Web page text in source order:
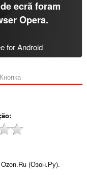
ecrã foram
Opera.
for Android
(Озон.Ру).